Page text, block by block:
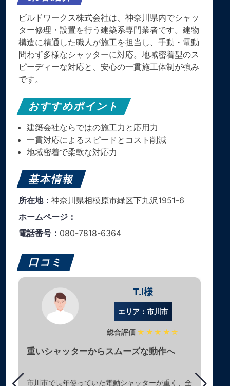
ビルドワークス株式会社は、神奈川県内でシャッ
ター修理・設置を行う建築系専門業者です。建物
構造に精通した職人が施工を担当し、手動・電動
問わず多様なシャッターに対応。地域密着型のス
ピーディーな対応と、安心の一貫施工体制が強み
です。
おすすめポイント
建築会社ならではの施工力と応用力
一貫対応によるスピードとコスト削減
地域密着で柔軟な対応力
基本情報
所在地： 神奈川県相模原市緑区下九沢1951-6
ホームページ：
電話番号： 080-7818-6364
口コミ
T.I様
エリア：市川市
総合評価 ★★★★☆
重いシャッターからスムーズな動作へ
市川市で長年使っていた電動シャッターが重く、全